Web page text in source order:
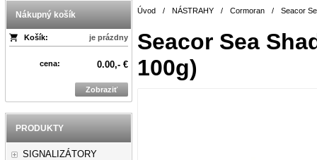
Nákupný košík
Košík: je prázdny
cena: 0.00,- €
Zobraziť
PRODUKTY
SIGNALIZÁTORY
Úvod / NÁSTRAHY / Cormoran / Seacor
Seacor Sea
100g)